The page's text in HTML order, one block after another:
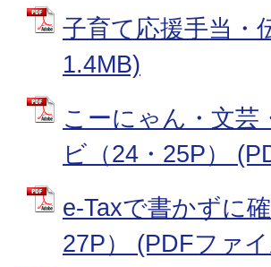
子育て応援手当・
1.4MB)
こーにゃん・文
ビ（24・25P）
e-Taxで書かずに
27P） (PDFファ